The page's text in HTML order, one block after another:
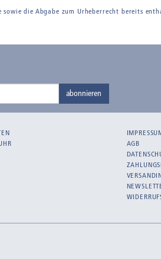
die Abgabe zum Urheberrecht bereits
abonnieren
AGB